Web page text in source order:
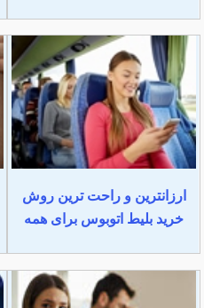
ارزانترین و راحت ترین روش
خرید بلیط اتوبوس برای همه